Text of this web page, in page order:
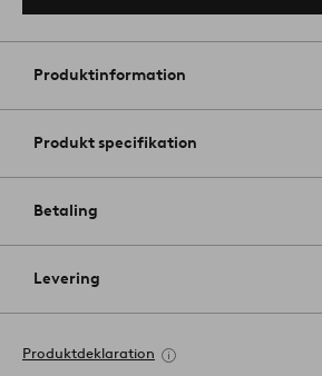
Produktinformation
Produkt specifikation
Betaling
Levering
Produktdeklaration